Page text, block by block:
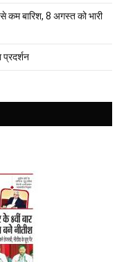
कम बारिश, 8 अगस्त को भारी